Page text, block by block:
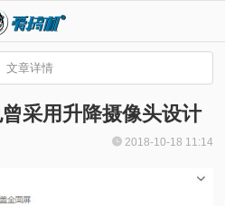
文章详情
采用升降摄像头设计
2018-10-18 11:14